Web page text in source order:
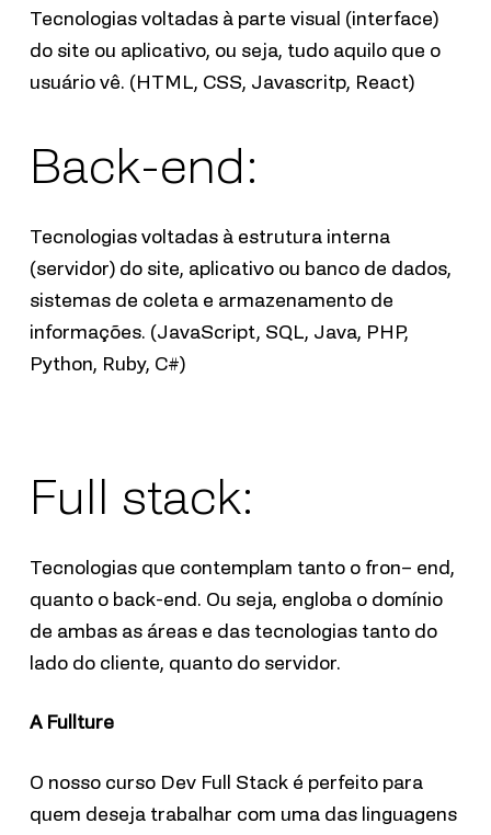
Tecnologias voltadas à parte visual (interface)
do site ou aplicativo, ou seja, tudo aquilo que o
usuário vê. (HTML, CSS, Javascritp, React)
Back-end:
Tecnologias voltadas à estrutura interna
(servidor) do site, aplicativo ou banco de dados,
sistemas de coleta e armazenamento de
informações. (JavaScript, SQL, Java, PHP,
Python, Ruby, C#)
Full stack:
Tecnologias que contemplam tanto o fron– end,
quanto o back-end. Ou seja, engloba o domínio
de ambas as áreas e das tecnologias tanto do
lado do cliente, quanto do servidor.
A Fullture
O nosso curso Dev Full Stack é perfeito para
quem deseja trabalhar com uma das linguagens